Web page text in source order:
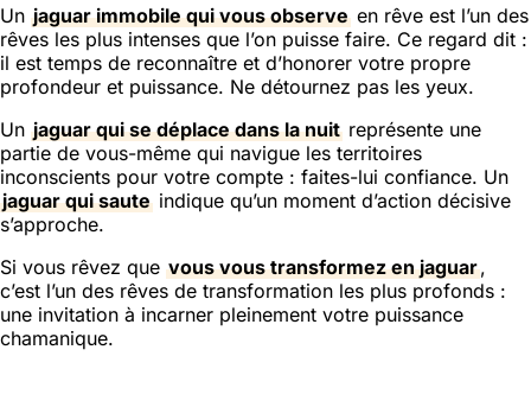
Un jaguar immobile qui vous observe en rêve est l’un des
rêves les plus intenses que l’on puisse faire. Ce regard dit :
il est temps de reconnaître et d’honorer votre propre
profondeur et puissance. Ne détournez pas les yeux.
Un jaguar qui se déplace dans la nuit représente une
partie de vous-même qui navigue les territoires
inconscients pour votre compte : faites-lui confiance. Un
jaguar qui saute indique qu’un moment d’action décisive
s’approche.
Si vous rêvez que vous vous transformez en jaguar,
c’est l’un des rêves de transformation les plus profonds :
une invitation à incarner pleinement votre puissance
chamanique.